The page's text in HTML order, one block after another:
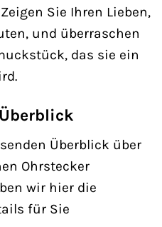
Sie Ihren Lieben,
und überraschen
das sie ein
Überblick über
Ohrstecker
wir hier die
für Sie